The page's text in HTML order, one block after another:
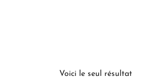
Voici le seul résultat